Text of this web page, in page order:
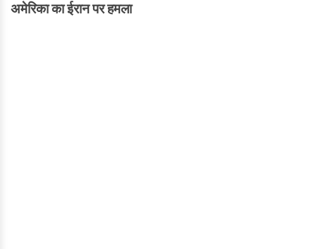
अमेरिका का ईरान पर हमला